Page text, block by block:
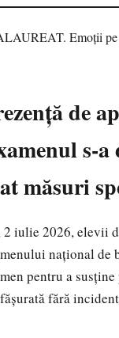
de
s-
măsuri
2 iulie 2026, elevii
național de
pentru a
fără